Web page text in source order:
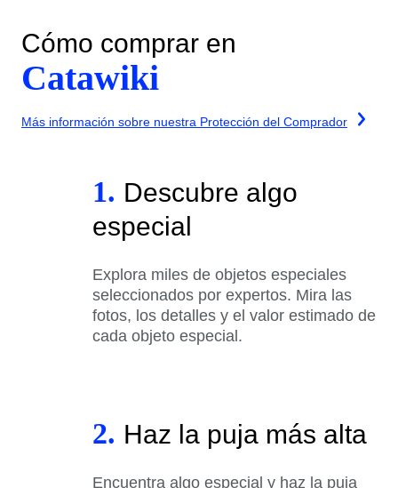
Cómo comprar en
Catawiki
Más información sobre nuestra Protección del Comprador
1. Descubre algo
especial
Explora miles de objetos especiales
seleccionados por expertos. Mira las
fotos, los detalles y el valor estimado de
cada objeto especial.
2. Haz la puja más alta
Encuentra algo especial y haz la puja